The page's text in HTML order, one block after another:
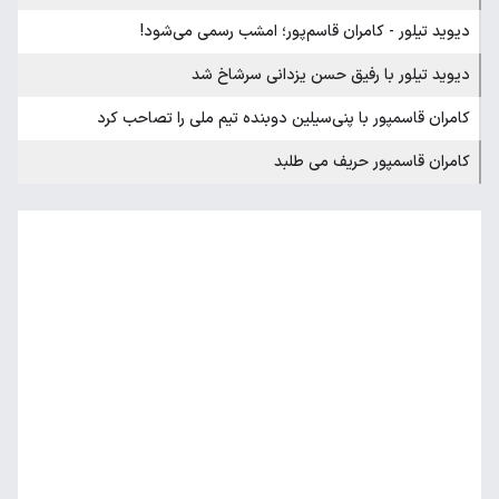
دیوید تیلور - کامران قاسم‌پور؛ امشب رسمی می‌شود!
دیوید تیلور با رفیق حسن یزدانی سرشاخ شد
کامران قاسمپور با پنی‌سیلین دوبنده تیم ملی را تصاحب کرد
کامران قاسمپور حریف می طلبد